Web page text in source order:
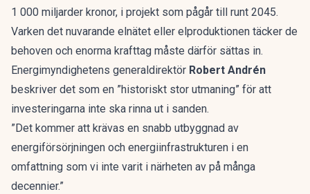
1 000 miljarder kronor, i projekt som pågår till runt 2045.
Varken det nuvarande elnätet eller elproduktionen täcker de
behoven och enorma krafttag måste därför sättas in.
Energimyndighetens generaldirektör Robert Andrén
beskriver det som en ”historiskt stor utmaning” för att
investeringarna inte ska rinna ut i sanden.
”Det kommer att krävas en snabb utbyggnad av
energiförsörjningen och energiinfrastrukturen i en
omfattning som vi inte varit i närheten av på många
decennier.”